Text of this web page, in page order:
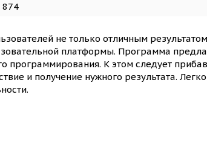
874
не только отличным
платформы. Программа
программирования. К этом следует
и получение нужного результата.